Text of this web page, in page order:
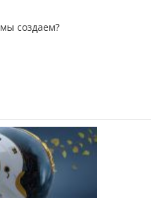
создаем?